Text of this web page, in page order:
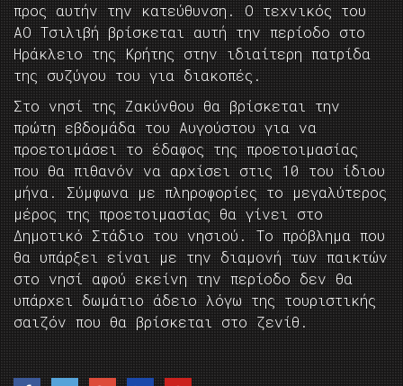
προς αυτήν την κατεύθυνση. Ο τεχνικός του
ΑΟ Τσιλιβή βρίσκεται αυτή την περίοδο στο
Ηράκλειο της Κρήτης στην ιδιαίτερη πατρίδα
της συζύγου του για διακοπές.
Στο νησί της Ζακύνθου θα βρίσκεται την
πρώτη εβδομάδα του Αυγούστου για να
προετοιμάσει το έδαφος της προετοιμασίας
που θα πιθανόν να αρχίσει στις 10 του ίδιου
μήνα. Σύμφωνα με πληροφορίες το μεγαλύτερος
μέρος της προετοιμασίας θα γίνει στο
Δημοτικό Στάδιο του νησιού. Το πρόβλημα που
θα υπάρξει είναι με την διαμονή των παικτών
στο νησί αφού εκείνη την περίοδο δεν θα
υπάρχει δωμάτιο άδειο λόγω της τουριστικής
σαιζόν που θα βρίσκεται στο ζενίθ.